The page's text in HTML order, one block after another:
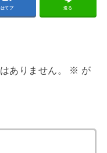
はてブ 送る
ありません。 ※ が